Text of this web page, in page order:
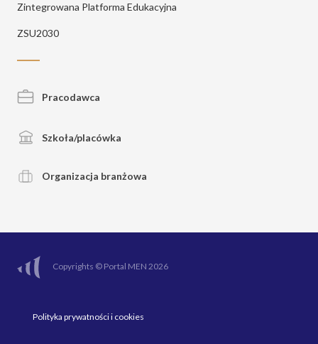
Zintegrowana Platforma Edukacyjna
ZSU2030
Pracodawca
Szkoła/placówka
Organizacja branżowa
Copyrights © Portal MEN 2026
Polityka prywatności i cookies